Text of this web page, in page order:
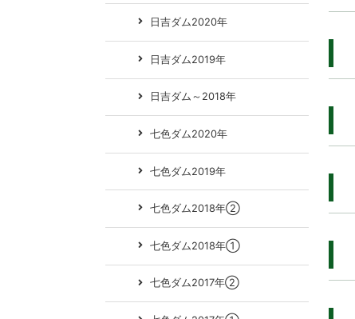
日吉ダム2020年
日吉ダム2019年
日吉ダム～2018年
七色ダム2020年
七色ダム2019年
七色ダム2018年②
七色ダム2018年①
七色ダム2017年②